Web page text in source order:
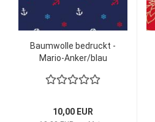
Baumwolle bedruckt -
Mario-Anker/blau
10,00 EUR